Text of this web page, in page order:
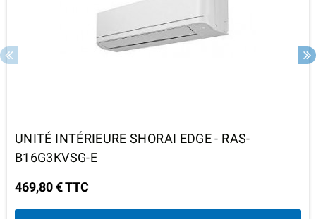
UNITÉ INTÉRIEURE SHORAI EDGE - RAS-
B16G3KVSG-E
469,80 € TTC